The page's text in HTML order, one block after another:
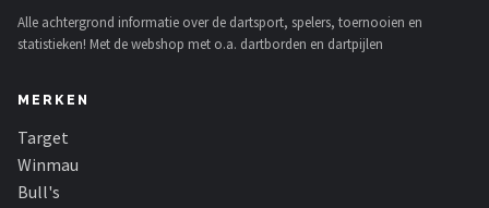
Alle achtergrond informatie over de dartsport, spelers, toernooien en
statistieken! Met de webshop met o.a. dartborden en dartpijlen
MERKEN
Target
Winmau
Bull's